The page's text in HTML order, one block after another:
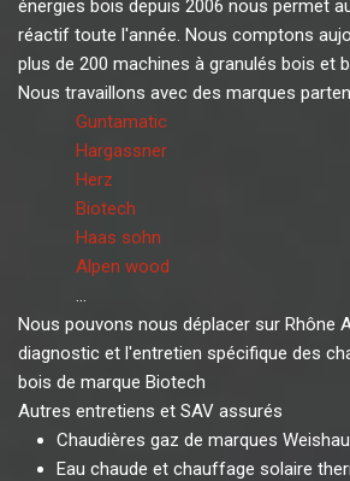
énergies bois depuis 2006 nous permet
réactif toute l'année. Nous comptons
plus de 200 machines à granulés bois et
Nous travaillons avec des marques
Guntamatic
Hargassner
Herz
Biotech
Haas sohn
Alpen wood
...
Nous pouvons nous déplacer sur Rhône
diagnostic et l'entretien spécifique des
bois de marque Biotech
Autres entretiens et SAV assurés
Chaudières gaz de marques
Eau chaude et chauffage solaire